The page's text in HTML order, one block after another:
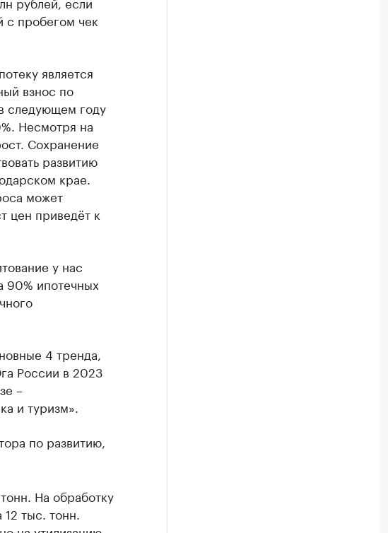
с пробегом чек
является
взнос по
следующем году
Несмотря на
Сохранение
развитию
крае.
может
цен приведёт к
у нас
90% ипотечных
4 тренда,
России в 2023
–
и туризм».
по развитию,
На обработку
тыс. тонн.